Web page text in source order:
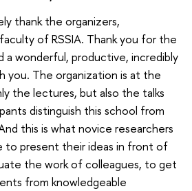
thank the organizers,
of RSSIA. Thank you for the
wonderful, productive, incredibly
you. The organization is at the
the lectures, but also the talks
distinguish this school from
this is what novice researchers
to present their ideas in front of
the work of colleagues, to get
from knowledgeable